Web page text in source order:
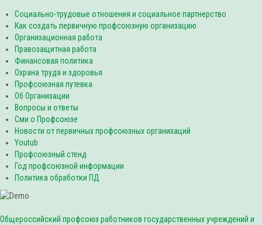
Социально-трудовые отношения и социальное партнерство
Как создать первичную профсоюзную организацию
Организационная работа
Правозащитная работа
Финансовая политика
Охрана труда и здоровья
Профсоюзная путевка
Об Организации
Вопросы и ответы
Сми о Профсоюзе
Новости от первичных профсоюзных организаций
Youtub
Профсоюзный стенд
Год профсоюзной информации
Политика обработки ПД
Общероссийский профсоюз работников государственных учреждений и